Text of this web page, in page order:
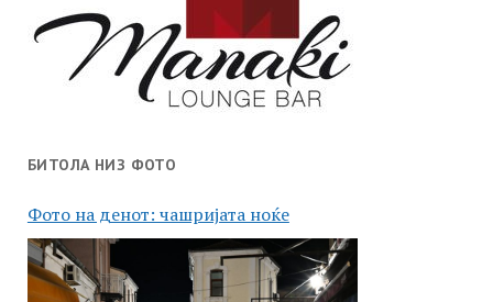
БИТОЛА НИЗ ФОТО
Фото на денот: чашријата ноќе